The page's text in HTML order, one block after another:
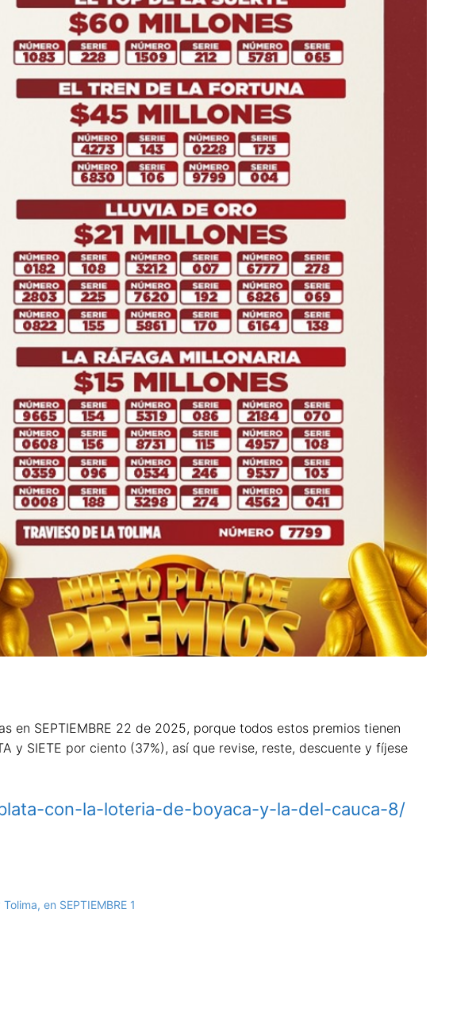
en SEPTIEMBRE 22 de 2025, porque todos estos premios tienen
y SIETE por ciento (37%), así que revise, reste, descuente y fíjese
con-la-loteria-de-boyaca-y-la-del-cauca-8/
en SEPTIEMBRE 1